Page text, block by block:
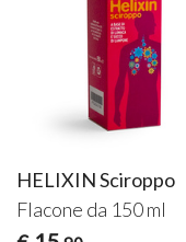
HELIXIN Sciroppo
Flacone da 150 ml